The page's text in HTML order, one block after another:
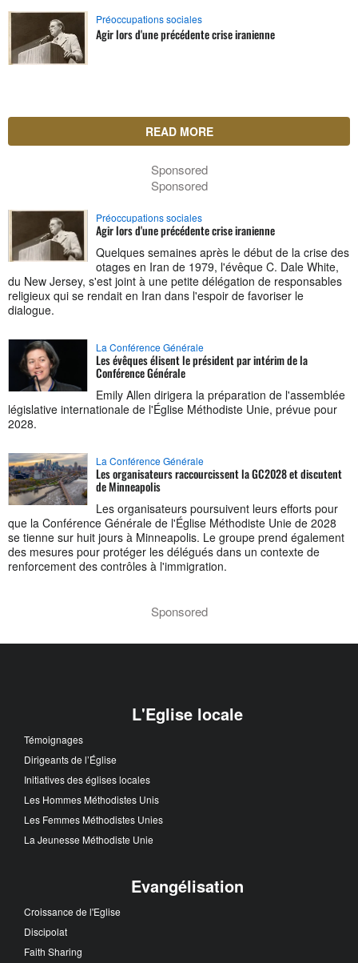
Préoccupations sociales
Agir lors d'une précédente crise iranienne
READ MORE
Sponsored
Sponsored
Préoccupations sociales
Agir lors d'une précédente crise iranienne
Quelques semaines après le début de la crise des
otages en Iran de 1979, l'évêque C. Dale White,
du New Jersey, s'est joint à une petite délégation de responsables
religieux qui se rendait en Iran dans l'espoir de favoriser le
dialogue.
La Conférence Générale
Les évêques élisent le président par intérim de la
Conférence Générale
Emily Allen dirigera la préparation de l'assemblée
législative internationale de l'Église Méthodiste Unie, prévue pour
2028.
La Conférence Générale
Les organisateurs raccourcissent la GC2028 et discutent
de Minneapolis
Les organisateurs poursuivent leurs efforts pour
que la Conférence Générale de l'Église Méthodiste Unie de 2028
se tienne sur huit jours à Minneapolis. Le groupe prend également
des mesures pour protéger les délégués dans un contexte de
renforcement des contrôles à l'immigration.
Sponsored
L'Eglise locale
Témoignages
Dirigeants de l’Église
Initiatives des églises locales
Les Hommes Méthodistes Unis
Les Femmes Méthodistes Unies
La Jeunesse Méthodiste Unie
Evangélisation
Croissance de l'Eglise
Discipolat
Faith Sharing